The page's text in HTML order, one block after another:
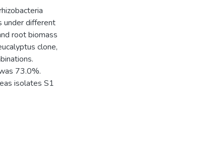
under different
root biomass
clone,
73.0%.
isolates S1